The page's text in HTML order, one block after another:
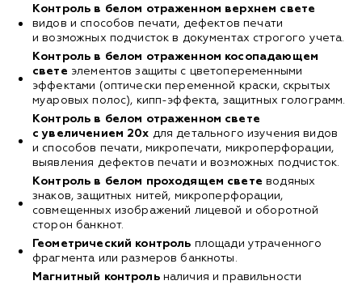
Контроль в белом отраженном верхнем свете
видов и способов печати, дефектов печати
и возможных подчисток в документах строгого учета.
Контроль в белом отраженном косопадающем
свете элементов защиты с цветопеременными
эффектами (оптически переменной краски, скрытых
муаровых полос), кипп-эффекта, защитных голограмм.
Контроль в белом отраженном свете
с увеличением 20х для детального изучения видов
и способов печати, микропечати, микроперфорации,
выявления дефектов печати и возможных подчисток.
Контроль в белом проходящем свете водяных
знаков, защитных нитей, микроперфорации,
совмещенных изображений лицевой и оборотной
сторон банкнот.
Геометрический контроль площади утраченного
фрагмента или размеров банкноты.
Магнитный контрольналичия и правильности